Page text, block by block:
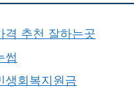
격 추천 잘하는곳
썹
생회복지원금